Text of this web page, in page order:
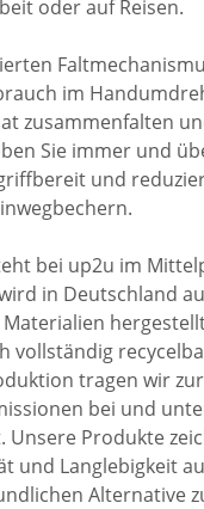
oder auf Reisen.
im
zusammenfalten
Sie immer und
und
bei up2u im
in Deutschland
vollständig
tragen wir
bei und
Unsere Produkte
und Langlebigkeit
Alternative